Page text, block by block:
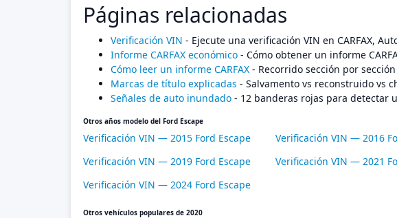
Páginas relacionadas
Verificación VIN - Ejecute una verificación VIN en CARFAX,
Informe CARFAX económico - Cómo obtener un informe
Cómo leer un informe CARFAX - Recorrido sección por
Marcas de título explicadas - Salvamento vs reconstruido vs
Señales de auto inundado - 12 banderas rojas para detectar
Otros años modelo del Ford Escape
Verificación VIN — 2015 Ford Escape Verificación VIN — 2016
Verificación VIN — 2019 Ford Escape
Verificación VIN — 2021
Verificación VIN — 2024 Ford Escape
Otros vehículos populares de 2020